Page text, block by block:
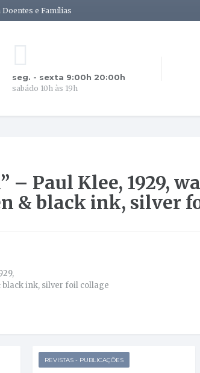
e Famílias
seg. - sexta 9:00h 20:00h
sabádo 10h às 19h
– Paul Klee, 1929,
& black ink, silver
black ink, silver foil collage
REVISTAS - PUBLICAÇÕES